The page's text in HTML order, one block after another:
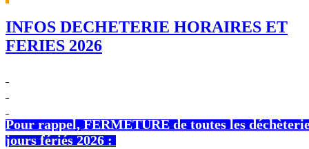
INFOS DECHETERIE HORAIRES ET
FERIES 2026
Pour rappel, FERMETURE de toutes les
jours fériés 2026 :